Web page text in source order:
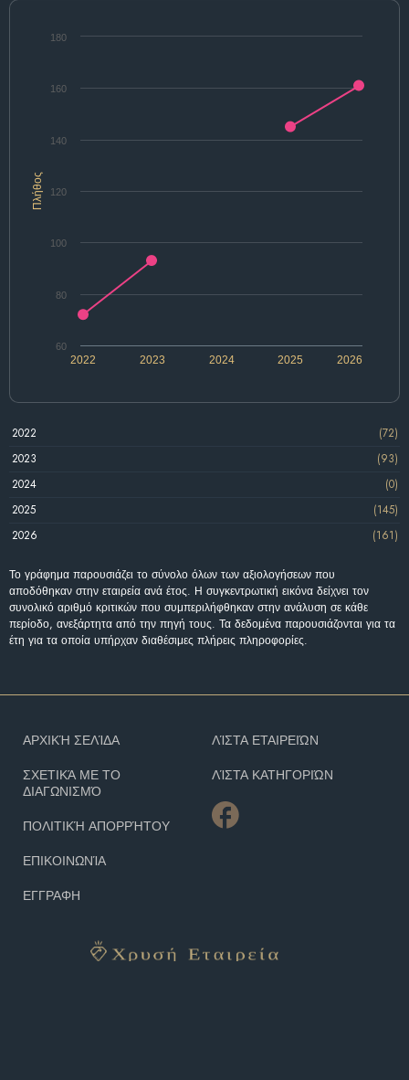
Πλήθος
2025
2022 2023 2024 2026
60
80
100
120
140
160
180
2022
(72)
2023
(93)
2024
(0)
2025
(145)
2026
(161)
Το γράφημα παρουσιάζει το σύνολο όλων των αξιολογήσεων που
αποδόθηκαν στην εταιρεία ανά έτος. Η συγκεντρωτική εικόνα δείχνει τον
συνολικό αριθμό κριτικών που συμπεριλήφθηκαν στην ανάλυση σε κάθε
περίοδο, ανεξάρτητα από την πηγή τους. Τα δεδομένα παρουσιάζονται για τα
έτη για τα οποία υπήρχαν διαθέσιμες πλήρεις πληροφορίες.
ΑΡΧΙΚΉ ΣΕΛΊΔΑ
ΣΧΕΤΙΚΆ ΜΕ ΤΟ
ΔΙΑΓΩΝΙΣΜΌ
ΠΟΛΙΤΙΚΉ ΑΠΟΡΡΉΤΟΥ
ΕΠΙΚΟΙΝΩΝΊΑ
ΕΓΓΡΑΦΗ
ΛΊΣΤΑ ΕΤΑΙΡΕΙΏΝ
ΛΊΣΤΑ ΚΑΤΗΓΟΡΙΏΝ